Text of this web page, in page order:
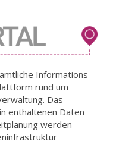
Informations-
rund um
Das
enthaltenen Daten
werden